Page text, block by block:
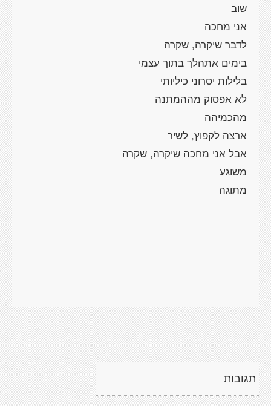
שוב
אני מחכה
לדבר שיקרה, שקרה
בימים אתהלך בתוך עצמי
בלילות יסרוני כיליותי
לא אפסוק מההמתנה
מהכמיהה
ארצה לקפוץ, לשיר
אבל אני מחכה שיקרה, שקרה
משוגע
מתוגה
תגובות